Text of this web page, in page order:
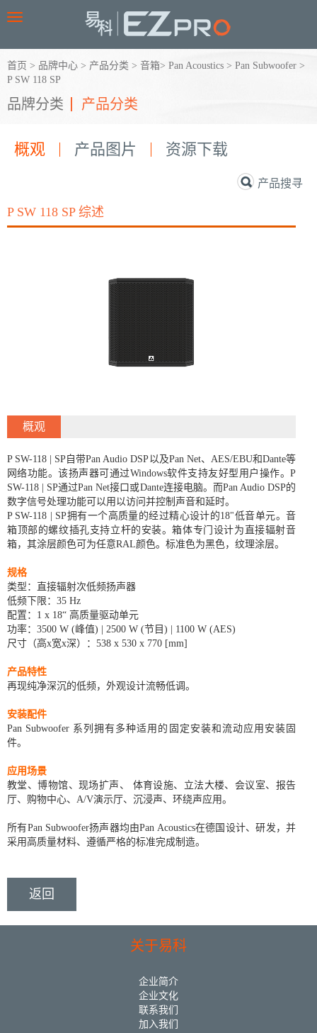
Toggle
首页 > 品牌中心 > 产品分类 > 音箱> Pan Acoustics > Pan Subwoofer >
P SW 118 SP
品牌分类 产品分类
概观 产品图片 资源下载
产品搜寻
P SW 118 SP 综述
概观
P SW-118 | SP自带Pan Audio DSP以及Pan Net、AES/EBU和Dante等
网络功能。该扬声器可通过Windows软件支持友好型用户操作。P
SW-118 | SP通过Pan Net接口或Dante连接电脑。而Pan Audio DSP的
数字信号处理功能可以用以访问并控制声音和延时。
P SW-118 | SP拥有一个高质量的经过精心设计的18"低音单元。音
箱顶部的螺纹插孔支持立杆的安装。箱体专门设计为直接辐射音
箱，其涂层颜色可为任意RAL颜色。标准色为黑色，纹理涂层。
规格
类型：直接辐射次低频扬声器
低频下限：35 Hz
配置：1 x 18“ 高质量驱动单元
功率：3500 W (峰值) | 2500 W (节目) | 1100 W (AES)
尺寸（高x宽x深）：538 x 530 x 770 [mm]
产品特性
再现纯净深沉的低频，外观设计流畅低调。
安装配件
Pan Subwoofer 系列拥有多种适用的固定安装和流动应用安装固
件。
应用场景
教堂、博物馆、现场扩声、 体育设施、立法大楼、会议室、报告
厅、购物中心、A/V演示厅、沉浸声、环绕声应用。
所有Pan Subwoofer扬声器均由Pan Acoustics在德国设计、研发，并
采用高质量材料、遵循严格的标准完成制造。
返回
关于易科
企业简介
企业文化
联系我们
加入我们